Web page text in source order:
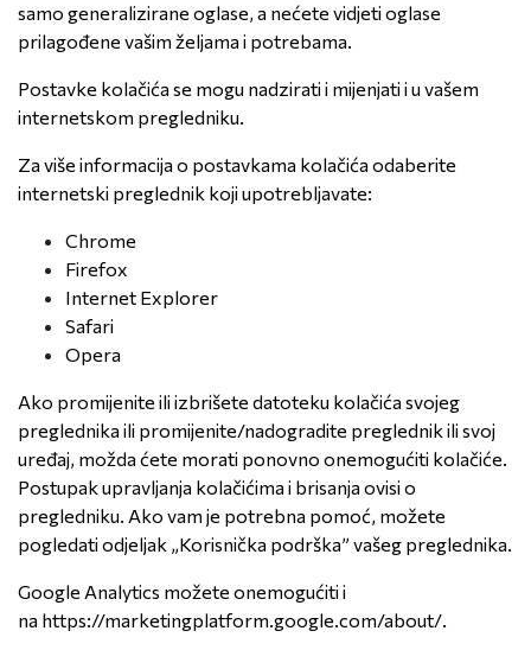
samo generalizirane oglase, a nećete vidjeti oglase
prilagođene vašim željama i potrebama.
Postavke kolačića se mogu nadzirati i mijenjati i u vašem
internetskom pregledniku.
Za više informacija o postavkama kolačića odaberite
internetski preglednik koji upotrebljavate:
Chrome
Firefox
Internet Explorer
Safari
Opera
Ako promijenite ili izbrišete datoteku kolačića svojeg
preglednika ili promijenite/nadogradite preglednik ili svoj
uređaj, možda ćete morati ponovno onemogućiti kolačiće.
Postupak upravljanja kolačićima i brisanja ovisi o
pregledniku. Ako vam je potrebna pomoć, možete
pogledati odjeljak „Korisnička podrška” vašeg preglednika.
Google Analytics možete onemogućiti i
na https://marketingplatform.google.com/about/.